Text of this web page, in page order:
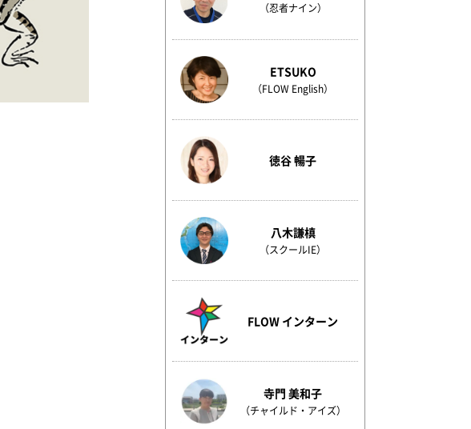
（忍者ナイン）
ETSUKO
（FLOW English）
徳谷 暢子
八木謙槙
（スクールIE）
FLOW インターン
寺門 美和子
（チャイルド・アイズ）